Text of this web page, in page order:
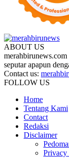
ABOUT US
seputar apapun
Contact us:
FOLLOW US
Home
Tentang Kami
Contact
Redaksi
Disclaimer
Privacy